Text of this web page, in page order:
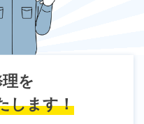
を
します！